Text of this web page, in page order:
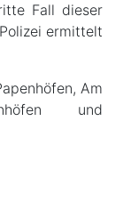
Fall dieser
ermittelt
Am
und